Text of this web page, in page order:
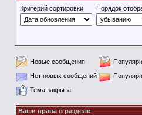
Критерий сортировки
Порядок
Новые сообщения
Нет новых сообщений
Тема закрыта
Ваши права в разделе